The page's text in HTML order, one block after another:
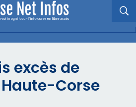
excès de
Corse